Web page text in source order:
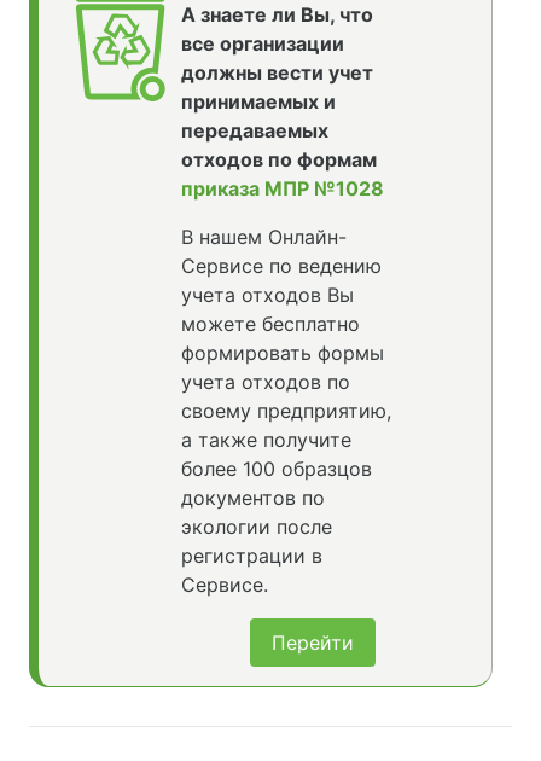
А знаете ли Вы, что
все организации
должны вести учет
принимаемых и
передаваемых
отходов по формам
приказа МПР №1028
В нашем Онлайн-
Сервисе по ведению
учета отходов Вы
можете бесплатно
формировать формы
учета отходов по
своему предприятию,
а также получите
более 100 образцов
документов по
экологии после
регистрации в
Сервисе.
Перейти